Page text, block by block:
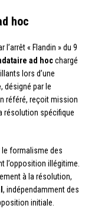
hoc
« Flandin » du 9
ad hocchargé
lors d’une
, désigné par le
référé, reçoit mission
résolution spécifique
le formalisme des
l’opposition illégitime.
à la résolution,
, indépendamment des
initiale.